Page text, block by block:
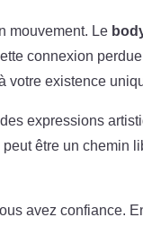
mouvement. Le
connexion
votre existence
expressions
être un chemin
avez confiance.